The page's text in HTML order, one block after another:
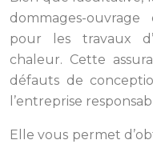
dommages-
pour les travaux
chaleur. Cette
défauts de
l’entreprise
Elle vous permet